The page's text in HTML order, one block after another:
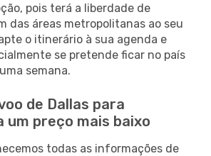
pois terá a liberdade de
das áreas metropolitanas ao seu
o itinerário à sua agenda e
se pretende ficar no país
semana.
de Dallas para
um preço mais baixo
todas as informações de